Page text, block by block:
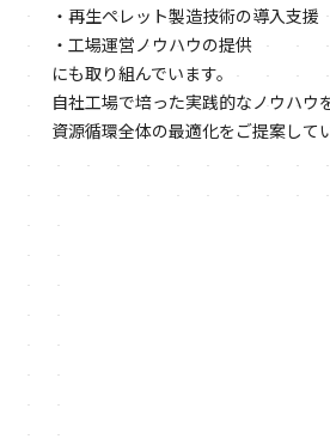
・再生ペレット製造技術の導入支援
・工場運営ノウハウの提供
にも取り組んでいます。
自社工場で培った実践的なノウハウ
資源循環全体の最適化をご提案して